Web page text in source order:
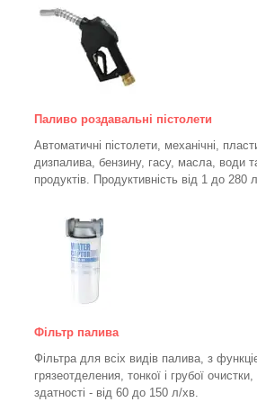
Паливо роздавальні пістолети
Автоматичні пістолети, механічні,
дизпалива, бензину, гасу, масла, води
продуктів. Продуктивність від 1 до 280
Фільтр палива
Фільтра для всіх видів палива, з
грязеотделения, тонкої і грубої очистки,
здатності - від 60 до 150 л/хв.